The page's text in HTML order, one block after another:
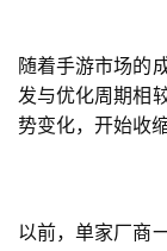
随着手游市场的
发与优化周期相
势变化，开始收
以前，单家厂商